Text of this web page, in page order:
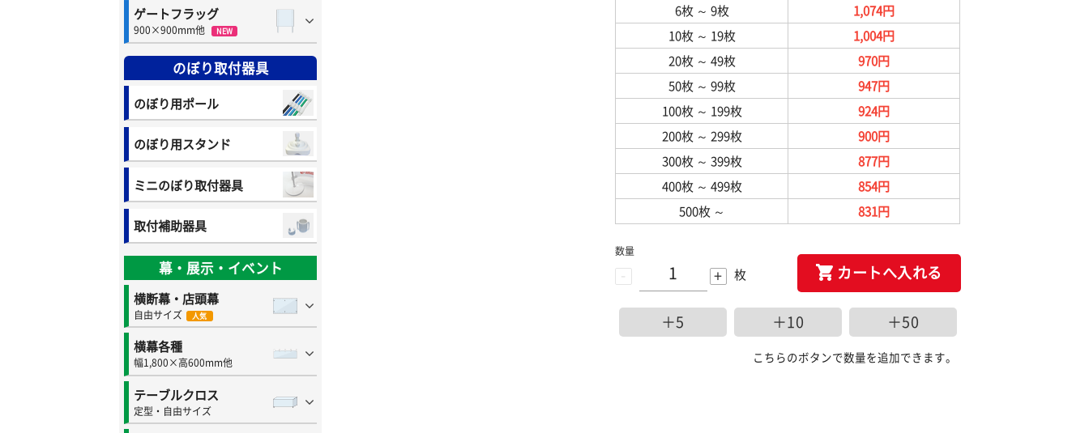
ゲートフラッグ
900×900mm他 NEW
のぼり取付器具
のぼり用ポール
のぼり用スタンド
ミニのぼり取付器具
取付補助器具
幕・展示・イベント
横断幕・店頭幕
自由サイズ 人気
横幕各種
幅1,800×高600mm他
テーブルクロス
定型・自由サイズ
6枚 ～ 9枚
1,074円
10枚 ～ 19枚
1,004円
20枚 ～ 49枚
970円
50枚 ～ 99枚
947円
100枚 ～ 199枚
924円
200枚 ～ 299枚
900円
300枚 ～ 399枚
877円
400枚 ～ 499枚
854円
500枚 ～ 831円
-
数量
+ 枚 カートへ入れる
＋5 ＋10 ＋50
こちらのボタンで数量を追加できます。